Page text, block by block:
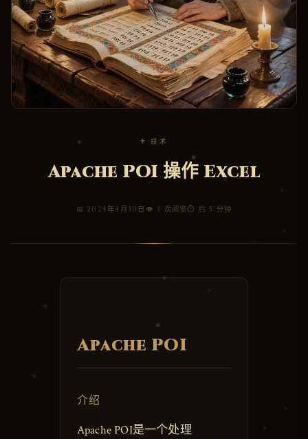
⚜ 技术
Apache POI 操作 Excel
📅 2024年4月30日 👁 3 次阅览⏱ 约 5 分钟
Apache POI
介绍
Apache POI是一个处理